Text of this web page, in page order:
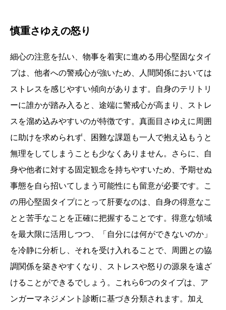
慎重さゆえの怒り
細心の注意を払い、物事を着実に進める用心堅固なタイ
プは、他者への警戒心が強いため、人間関係においては
ストレスを感じやすい傾向があります。自身のテリトリ
ーに誰かが踏み入ると、途端に警戒心が高まり、ストレ
スを溜め込みやすいのが特徴です。真面目さゆえに周囲
に助けを求められず、困難な課題も一人で抱え込もうと
無理をしてしまうことも少なくありません。さらに、自
身や他者に対する固定観念を持ちやすいため、予期せぬ
事態を自ら招いてしまう可能性にも留意が必要です。こ
の用心堅固タイプにとって肝要なのは、自身の得意なこ
とと苦手なことを正確に把握することです。得意な領域
を最大限に活用しつつ、「自分には何ができないのか」
を冷静に分析し、それを受け入れることで、周囲との協
調関係を築きやすくなり、ストレスや怒りの源泉を遠ざ
けることができるでしょう。これら6つのタイプは、ア
ンガーマネジメント診断に基づき分類されます。加え